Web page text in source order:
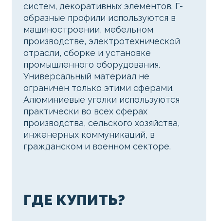
систем, декоративных элементов. Г-
образные профили используются в
машиностроении, мебельном
производстве, электротехнической
отрасли, сборке и установке
промышленного оборудования.
Универсальный материал не
ограничен только этими сферами.
Алюминиевые уголки используются
практически во всех сферах
производства, сельского хозяйства,
инженерных коммуникаций, в
гражданском и военном секторе.
ГДЕ КУПИТЬ?